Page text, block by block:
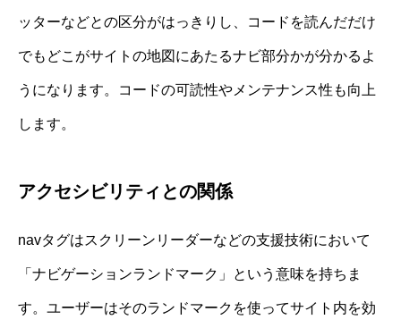
ッターなどとの区分がはっきりし、コードを読んだだけ
でもどこがサイトの地図にあたるナビ部分かが分かるよ
うになります。コードの可読性やメンテナンス性も向上
します。
アクセシビリティとの関係
navタグはスクリーンリーダーなどの支援技術において
「ナビゲーションランドマーク」という意味を持ちま
す。ユーザーはそのランドマークを使ってサイト内を効